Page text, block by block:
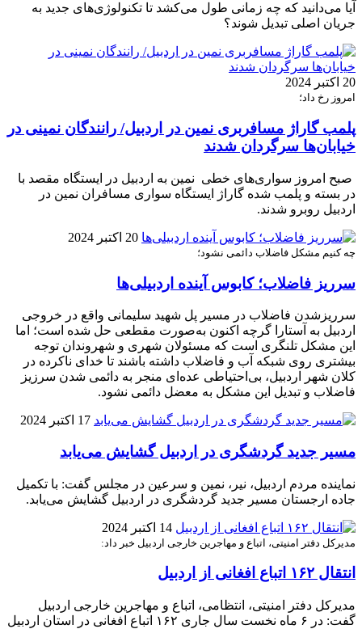
آیا می‌دانید که چه زمانی طول می‌کشد تا تکنولوژی‌های جدید به
جریان اصلی تبدیل شوند؟
20 اکتبر 2024
امروز رخ داد؛
پلمب گاراژ مسافربری نمین در اردبیل/ رانندگان نمینی در
خیابان‌ها سرگردان شدند
صبح امروز سواری‌های خطی نمین به اردبیل در ایستگاه مقصد با
در بسته و پلمب شده گاراژ ایستگاه سواری مسافران نمین در
اردبیل روبرو شدند.
20 اکتبر 2024
چه کنیم مشکل فاضلاب دائمی نشود؛
سرریز فاضلاب؛ کابوس آینده اردبیلی‌ها
سرریزشدن فاضلاب در مسیر پل شهید سلیمانی واقع در خروجی
اردبیل به آستارا گرچه اکنون به‌صورت مقطعی حل شده است؛ اما
این مشکل تلنگری است که مسئولان شهری و شهروندان توجه
بیشتری روی شبکه آب و فاضلاب داشته باشند تا خدای ناکرده در
کلان شهر اردبیل، بی‌احتیاطی عده‌ای منجر به دائمی شدن سرزیز
فاضلاب و تبدیل این مشکل به معضل دائمی نشود.
17 اکتبر 2024
مسیر جدید گردشگری در اردبیل گشایش می‌یابد
نماینده مردم اردبیل، نیر، نمین و سرعین در مجلس گفت: با تکمیل
جاده ارجستان مسیر جدید گردشگری در اردبیل گشایش می‌یابد.
14 اکتبر 2024
مدیرکل دفتر امنیتی، اتباع و مهاجرین خارجی اردبیل خبر داد:
انتقال ۱۶۲ اتباع افغانی از اردبیل
مدیرکل دفتر امنیتی، انتظامی، اتباع و مهاجرین خارجی اردبیل
گفت: در ۶ ماه نخست سال جاری ۱۶۲ اتباع افغانی در استان اردبیل